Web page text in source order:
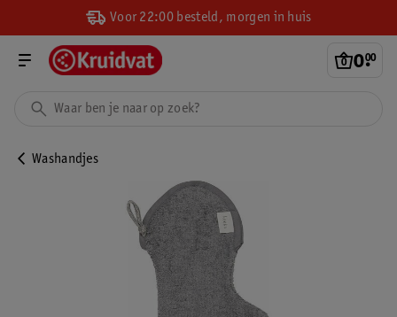
Voor 22:00 besteld, morgen in huis
0.
00
Washandjes